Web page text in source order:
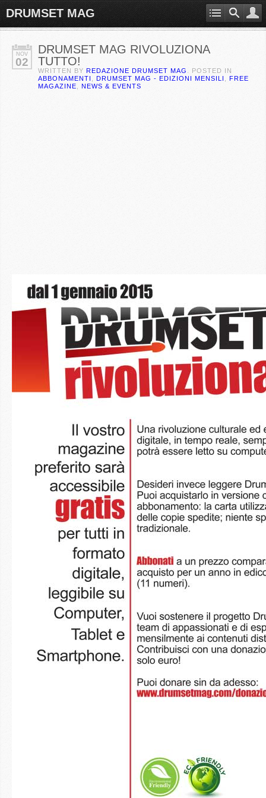
DRUMSET MAG
NOV
02
DRUMSET MAG RIVOLUZIONA
TUTTO!
WRITTEN BY REDAZIONE DRUMSET MAG
. POSTED IN
ABBONAMENTI
DRUMSET MAG - EDIZIONI MENSILI
FREE
MAGAZINE
NEWS & EVENTS